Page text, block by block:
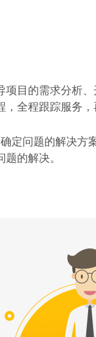
项目的需求分析
全程跟踪服务，
定问题的解决方
的解决。